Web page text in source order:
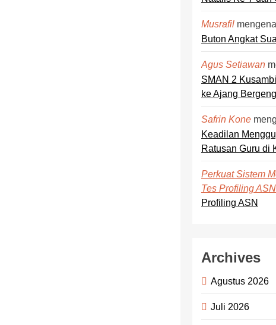
Musrafil
Buton Angkat
Agus Setiawan
SMAN 2
ke Ajang
Safrin Kone
Keadilan
Ratusan Guru di
Perkuat Sistem
Tes Profiling
Profiling ASN
Archives
Agustus 2026
Juli 2026